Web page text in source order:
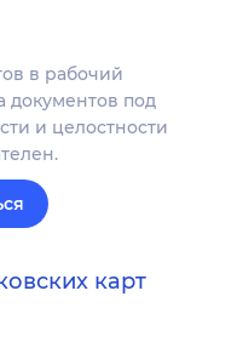
в рабочий
документов под
и целостности
карт